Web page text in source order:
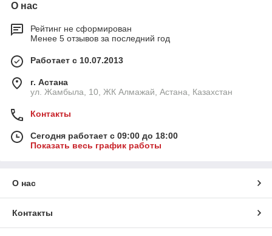
О нас
Рейтинг не сформирован
Менее 5 отзывов за последний год
Работает с 10.07.2013
г. Астана
ул. Жамбыла, 10, ЖК Алмажай, Астана, Казахстан
Контакты
Сегодня работает с 09:00 до 18:00
Показать весь график работы
О нас
Контакты